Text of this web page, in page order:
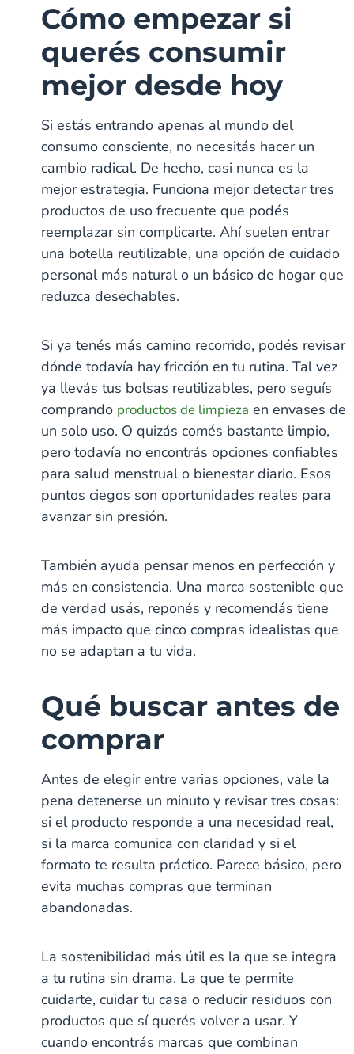
Cómo empezar si
querés consumir
mejor desde hoy
Si estás entrando apenas al mundo del
consumo consciente, no necesitás hacer un
cambio radical. De hecho, casi nunca es la
mejor estrategia. Funciona mejor detectar tres
productos de uso frecuente que podés
reemplazar sin complicarte. Ahí suelen entrar
una botella reutilizable, una opción de cuidado
personal más natural o un básico de hogar que
reduzca desechables.
Si ya tenés más camino recorrido, podés revisar
dónde todavía hay fricción en tu rutina. Tal vez
ya llevás tus bolsas reutilizables, pero seguís
comprando productos de limpieza en envases de
un solo uso. O quizás comés bastante limpio,
pero todavía no encontrás opciones confiables
para salud menstrual o bienestar diario. Esos
puntos ciegos son oportunidades reales para
avanzar sin presión.
También ayuda pensar menos en perfección y
más en consistencia. Una marca sostenible que
de verdad usás, reponés y recomendás tiene
más impacto que cinco compras idealistas que
no se adaptan a tu vida.
Qué buscar antes de
comprar
Antes de elegir entre varias opciones, vale la
pena detenerse un minuto y revisar tres cosas:
si el producto responde a una necesidad real,
si la marca comunica con claridad y si el
formato te resulta práctico. Parece básico, pero
evita muchas compras que terminan
abandonadas.
La sostenibilidad más útil es la que se integra
a tu rutina sin drama. La que te permite
cuidarte, cuidar tu casa o reducir residuos con
productos que sí querés volver a usar. Y
cuando encontrás marcas que combinan